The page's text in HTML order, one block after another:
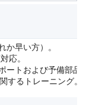
か早い方）。
応。
ートおよび予備部品
するトレーニング。